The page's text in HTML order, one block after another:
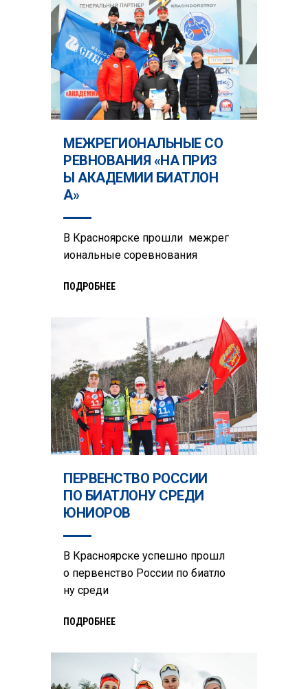
МЕЖРЕГИОНАЛЬНЫЕ СО
РЕВНОВАНИЯ «НА ПРИЗ
Ы АКАДЕМИИ БИАТЛОН
А»
В Красноярске прошли межрег
иональные соревнования
ПОДРОБНЕЕ
ПЕРВЕНСТВО РОССИИ
ПО БИАТЛОНУ СРЕДИ
ЮНИОРОВ
В Красноярске успешно прошл
о первенство России по биатло
ну среди
ПОДРОБНЕЕ